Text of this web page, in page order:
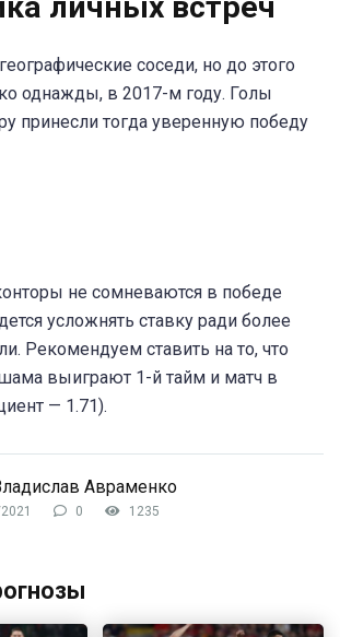
соседи, но до этого
однажды, в 2017-м году. Голы
принесли тогда уверенную победу
не сомневаются в победе
усложнять ставку ради более
Рекомендуем ставить на то, что
выиграют 1-й тайм и матч в
— 1.71).
Авраменко
0 1235